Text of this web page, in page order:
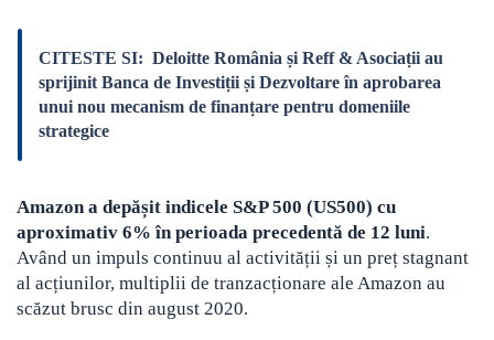
CITESTE SI: Deloitte România și Reff & Asociații au
sprijinit Banca de Investiții și Dezvoltare în aprobarea
unui nou mecanism de finanțare pentru domeniile
strategice
Amazon a depășit indicele S&P 500 (US500) cu
aproximativ 6% în perioada precedentă de 12 luni.
Având un impuls continuu al activității și un preț stagnant
al acțiunilor, multiplii de tranzacționare ale Amazon au
scăzut brusc din august 2020.